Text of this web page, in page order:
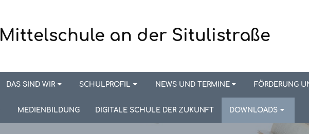
Mittelschule an der Situlistraße
DAS SIND WIR SCHULPROFIL NEWS UND TERMINE FÖRDERUNG
MEDIENBILDUNG DIGITALE SCHULE DER ZUKUNFT DOWNLOADS